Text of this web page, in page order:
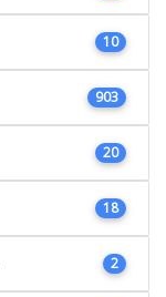
10
903
20
18
2